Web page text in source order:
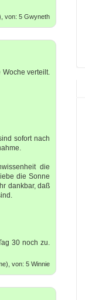
von: 5 Gwyneth
verteilt.
sofort nach
die
die Sonne
dankbar, daß
30 noch zu.
von: 5 Winnie